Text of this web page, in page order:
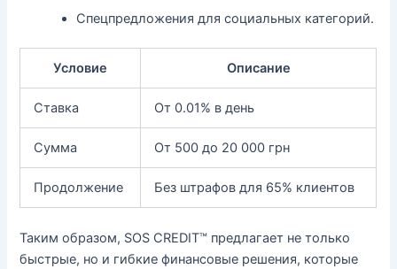
Спецпредложения для социальных категорий.
Условие Описание
Ставка От 0.01% в день
Сумма От 500 до 20 000 грн
Продолжение Без штрафов для 65% клиентов
Таким образом, SOS CREDIT™ предлагает не только
быстрые, но и гибкие финансовые решения, которые